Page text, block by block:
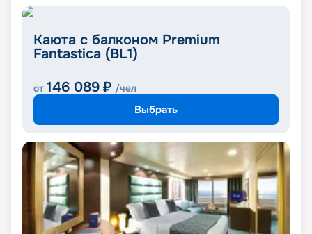
Каюта с балконом Premium
Fantastica (BL1)
от 146 089 ₽ /чел
Выбрать